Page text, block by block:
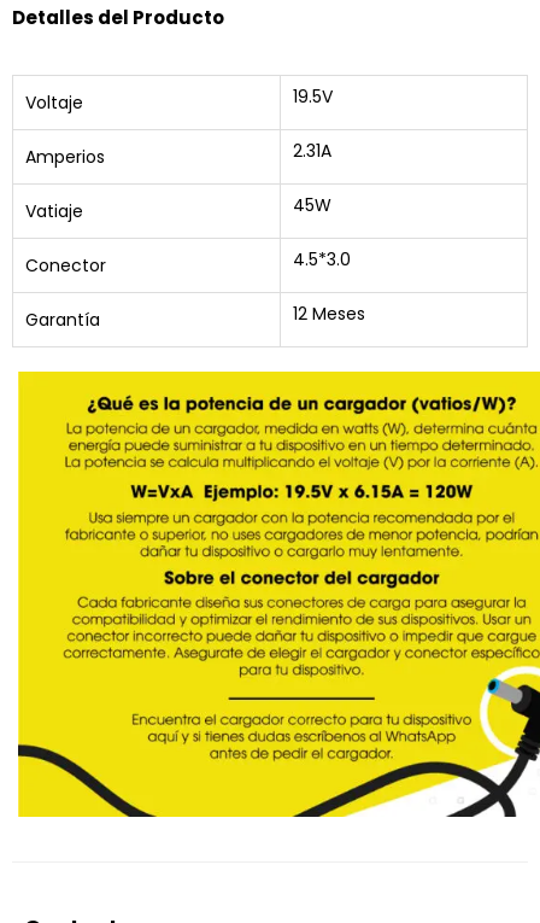
Detalles del Producto
Voltaje 19.5V
Amperios 2.31A
Vatiaje 45W
Conector 4.5*3.0
Garantía 12 Meses